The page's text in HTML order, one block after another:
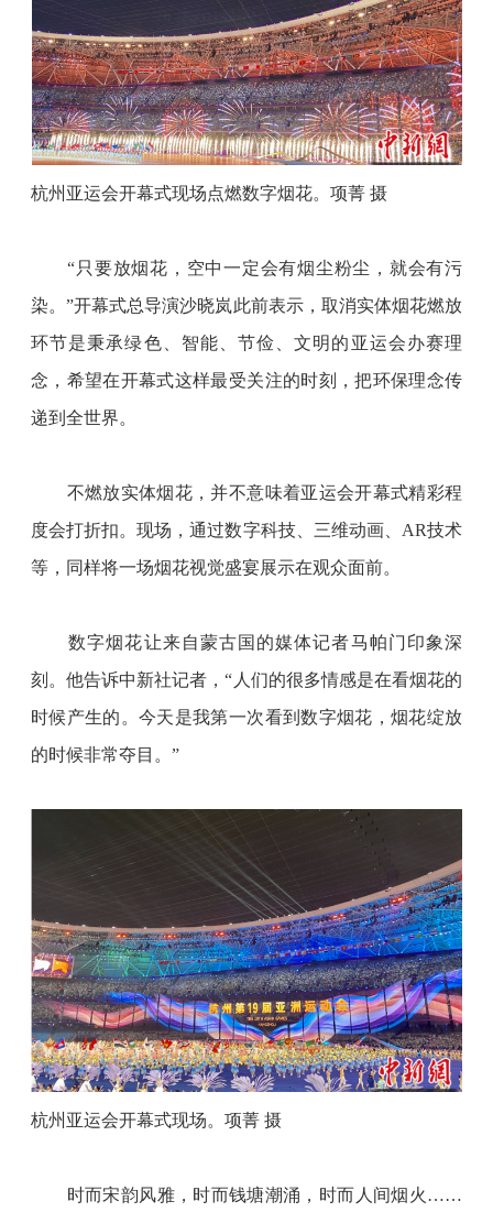
杭州亚运会开幕式现场点燃数字烟花。项菁 摄
“只要放烟花，空中一定会有烟尘粉尘，就会有污
染。”开幕式总导演沙晓岚此前表示，取消实体烟花燃放
环节是秉承绿色、智能、节俭、文明的亚运会办赛理
念，希望在开幕式这样最受关注的时刻，把环保理念传
递到全世界。
不燃放实体烟花，并不意味着亚运会开幕式精彩程
度会打折扣。现场，通过数字科技、三维动画、 AR技术
等，同样将一场烟花视觉盛宴展示在观众面前。
数字烟花让来自蒙古国的媒体记者马帕门印象深
刻。他告诉中新社记者，“人们的很多情感是在看烟花的
时候产生的。今天是我第一次看到数字烟花，烟花绽放
的时候非常夺目。”
杭州亚运会开幕式现场。项菁 摄
时而宋韵风雅，时而钱塘潮涌，时而人间烟火……